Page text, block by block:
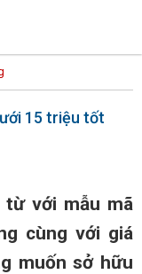
15 triệu tốt
từ với mẫu mã
cùng với giá
muốn sở hữu